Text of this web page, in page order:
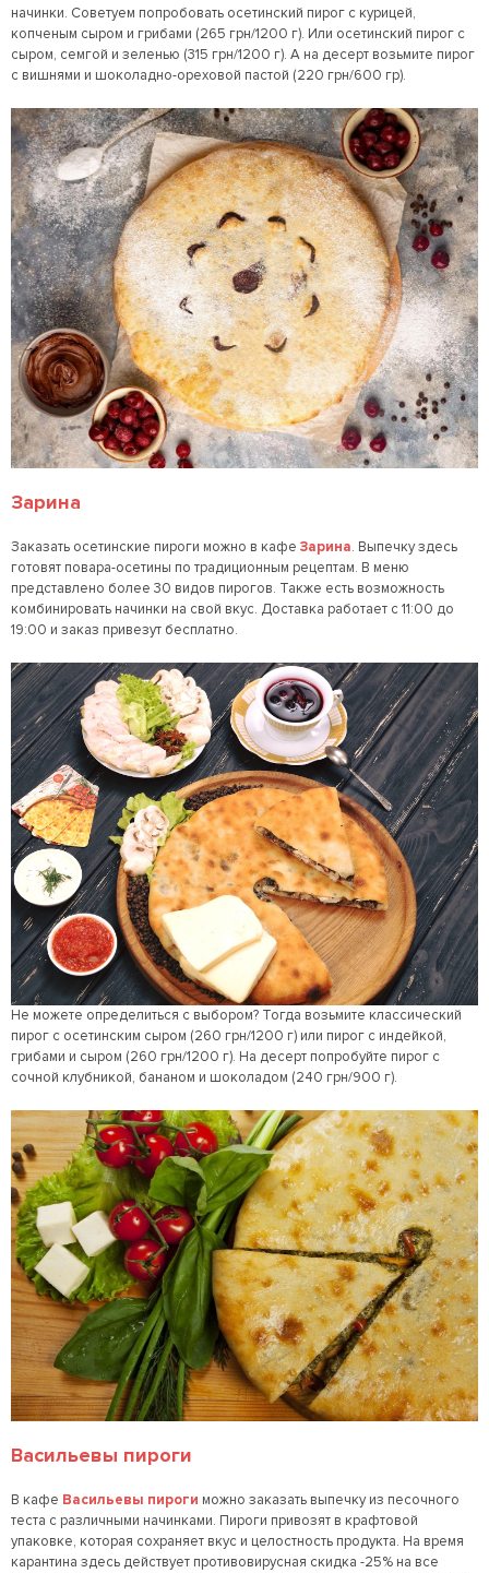
начинки. Советуем попробовать осетинский пирог с курицей,
копченым сыром и грибами (265 грн/1200 г). Или осетинский пирог с
сыром, семгой и зеленью (315 грн/1200 г). А на десерт возьмите пирог
с вишнями и шоколадно-ореховой пастой (220 грн/600 гр).
Зарина
Заказать осетинские пироги можно в кафе Зарина. Выпечку здесь
готовят повара-осетины по традиционным рецептам. В меню
представлено более 30 видов пирогов. Также есть возможность
комбинировать начинки на свой вкус. Доставка работает с 11:00 до
19:00 и заказ привезут бесплатно.
Не можете определиться с выбором? Тогда возьмите классический
пирог с осетинским сыром (260 грн/1200 г) или пирог с индейкой,
грибами и сыром (260 грн/1200 г). На десерт попробуйте пирог с
сочной клубникой, бананом и шоколадом (240 грн/900 г).
Васильевы пироги
В кафе Васильевы пироги можно заказать выпечку из песочного
теста с различными начинками. Пироги привозят в крафтовой
упаковке, которая сохраняет вкус и целостность продукта. На время
карантина здесь действует противовирусная скидка -25% на все